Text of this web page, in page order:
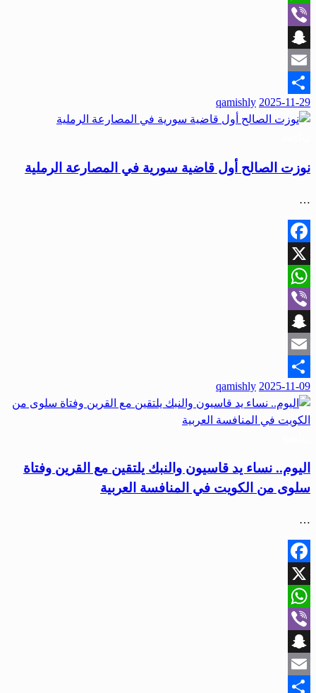
WhatsApp
Viber
Snapchat
Email
Share
2025-11-29
qamishly
نوزت الصالح أول قاضية سورية في المصارعة الرملية
…
Facebook
X
WhatsApp
Viber
Snapchat
Email
Share
2025-11-09
qamishly
اليوم.. نساء يد قاسيون والنبك يلتقين مع القرين وفتاة
سلوى من الكويت في المنافسة العربية
…
Facebook
X
WhatsApp
Viber
Snapchat
Email